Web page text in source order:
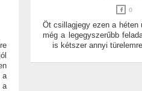
0
Öt csillagjegy ezen a héten
még a legegyszerűbb
is kétszer annyi